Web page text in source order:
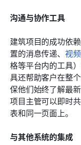
沟通与协作工具
建筑项目的成功依
置的消息传递、 视
格等平台内的工具
具还帮助客户在整
保他们始终了解最
项目主管可以即时
表和同一页面上。
与其他系统的集成